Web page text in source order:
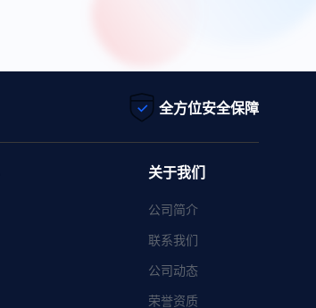
全方位安全保障
关于我们
公司简介
联系我们
公司动态
荣誉资质